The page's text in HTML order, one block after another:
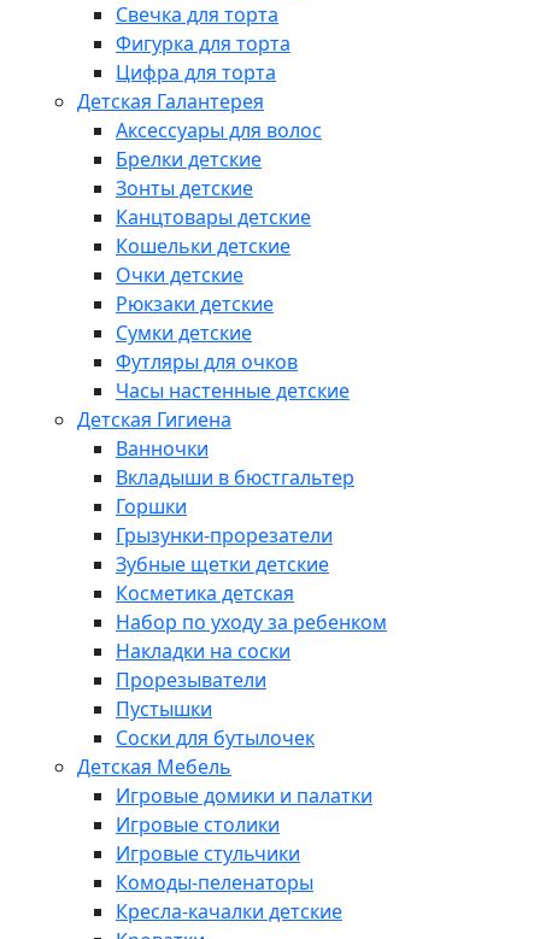
Свечка для торта
Фигурка для торта
Цифра для торта
Детская Галантерея
Аксессуары для волос
Брелки детские
Зонты детские
Канцтовары детские
Кошельки детские
Очки детские
Рюкзаки детские
Сумки детские
Футляры для очков
Часы настенные детские
Детская Гигиена
Ванночки
Вкладыши в бюстгальтер
Горшки
Грызунки-прорезатели
Зубные щетки детские
Косметика детская
Набор по уходу за ребенком
Накладки на соски
Прорезыватели
Пустышки
Соски для бутылочек
Детская Мебель
Игровые домики и палатки
Игровые столики
Игровые стульчики
Комоды-пеленаторы
Кресла-качалки детские